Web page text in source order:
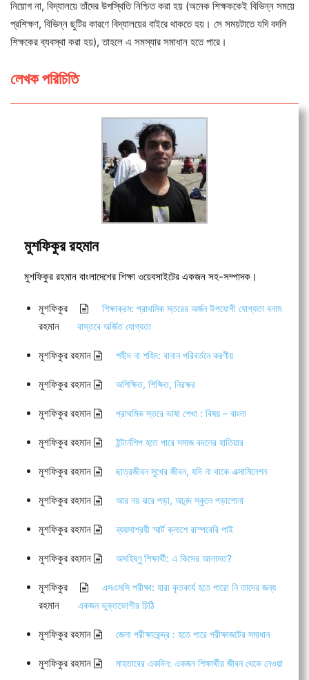
নিয়োগ না, বিদ্যালয়ে তাঁদের উপস্থিতি নিশ্চিত করা হয় (অনেক শিক্ষককেই বিভিন্ন সময়ে
প্রশিক্ষণ, বিভিন্ন ছুটির কারণে বিদ্যালয়ের বাইরে থাকতে হয়। সে সময়টাতে যদি বদলি
শিক্ষকের ব্যবস্থা করা হয়), তাহলে এ সমস্যার সমাধান হতে পারে।
লেখক পরিচিতি
মুশফিকুর রহমান
মুশফিকুর রহমান বাংলাদেশের শিক্ষা ওয়েবসাইটের একজন সহ-সম্পাদক।
মুশফিকুর
রহমান
শিক্ষাক্রম: প্রাথমিক স্তরের অর্জন উপযোগী যোগ্যতা বনাম
বাস্তবে অর্জিত যোগ্যতা
মুশফিকুর রহমান শহীদ না শহিদ: বানান পরিবর্তনে করণীয়
মুশফিকুর রহমান অশিক্ষিত, শিক্ষিত, নিরক্ষর
মুশফিকুর রহমান প্রাথমিক স্তরে ভাষা শেখা : বিষয় – বাংলা
মুশফিকুর রহমান ইন্টার্নশিপ হতে পারে সমাজ বদলের হাতিয়ার
মুশফিকুর রহমান ছাত্রজীবন সুখের জীবন, যদি না থাকে এক্সামিনেশন
মুশফিকুর রহমান আর নয় ঝরে পড়া, আনন্দ স্কুলে পড়াশোনা
মুশফিকুর রহমান ব্যয়সাশ্রয়ী স্মার্ট ক্লাশে রাস্পবেরি পাই
মুশফিকুর রহমান অসহিষ্ণু শিক্ষার্থী: এ কিসের আলামত?
মুশফিকুর
রহমান
এসএসসি পরীক্ষা: যারা কৃতকার্য হতে পারো নি তাদের জন্য
একজন ভুক্তভোগীর চিঠি
মুশফিকুর রহমান জেলা পরীক্ষাকেন্দ্র : হতে পারে পরীক্ষাজটের সমাধান
মুশফিকুর রহমান মাহতাবের একদিন: একজন শিক্ষার্থীর জীবন থেকে নেওয়া